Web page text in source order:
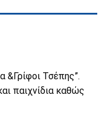
&Γρίφοι Τσέπης”.
παιχνίδια καθώς